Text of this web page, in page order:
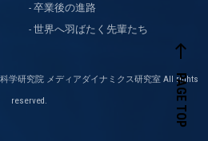
west
PAGE TOP
卒業後の進路
世界へ羽ばたく先輩たち
学研究院 メディアダイナミクス研究室 All rights
reserved.